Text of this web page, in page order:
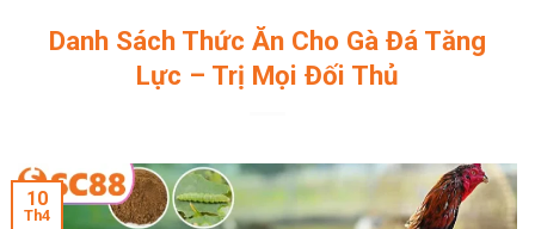
Danh Sách Thức Ăn Cho Gà Đá Tăng
Lực – Trị Mọi Đối Thủ
10
Th4